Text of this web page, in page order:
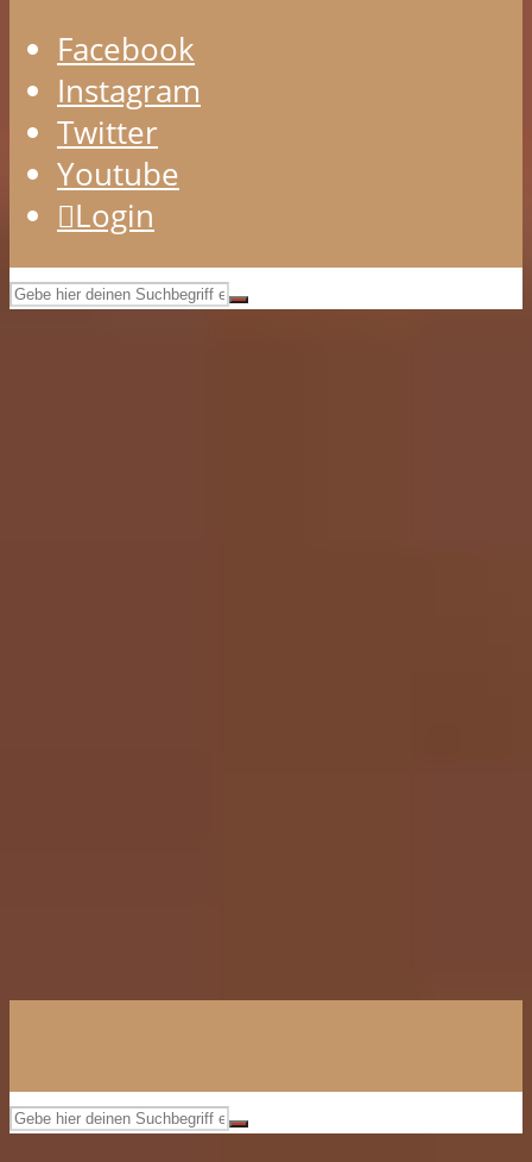
Facebook
Instagram
Twitter
Youtube
Login